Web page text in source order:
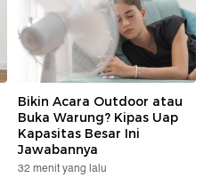
Bikin Acara Outdoor atau
Buka Warung? Kipas Uap
Kapasitas Besar Ini
Jawabannya
32 menit yang lalu